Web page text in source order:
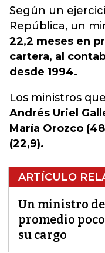
Según un
República, un
22,2 meses en
cartera, al
desde 1994.
Los ministros
Andrés Uriel
María Orozco
(22,9).
ARTÍCULO
Un ministro
promedio poco
su cargo